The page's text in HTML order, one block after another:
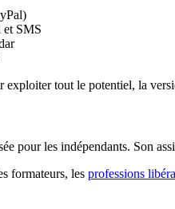
et SMS
exploiter tout le potentiel, la
pour les indépendants. Son
formateurs, les professions